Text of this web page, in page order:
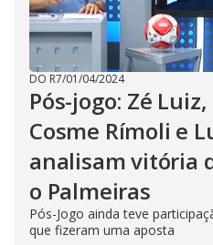
DO R7/01/04/2024
Pós-jogo: Zé
Cosme Rímoli e
analisam vitória
o Palmeiras
Pós-Jogo ainda teve
que fizeram uma aposta